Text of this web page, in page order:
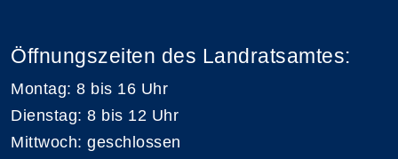
Öffnungszeiten des Landratsamtes:
Montag: 8 bis 16 Uhr
Dienstag: 8 bis 12 Uhr
Mittwoch: geschlossen